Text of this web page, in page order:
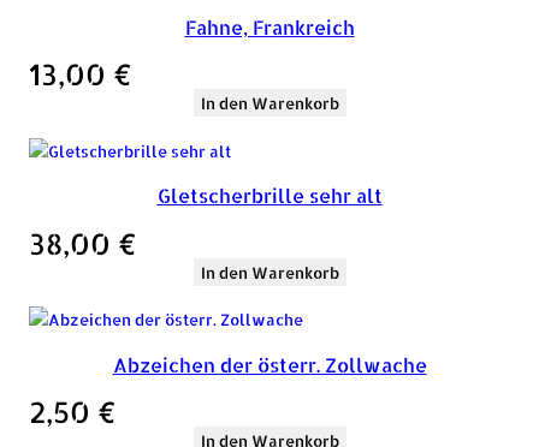
Fahne, Frankreich
13,00 €
In den Warenkorb
Gletscherbrille sehr alt
38,00 €
In den Warenkorb
Abzeichen der österr. Zollwache
2,50 €
In den Warenkorb